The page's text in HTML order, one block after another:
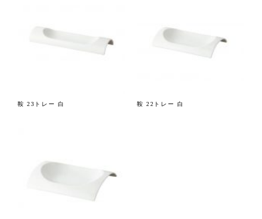
鞍 23トレー 白 鞍 22トレー 白